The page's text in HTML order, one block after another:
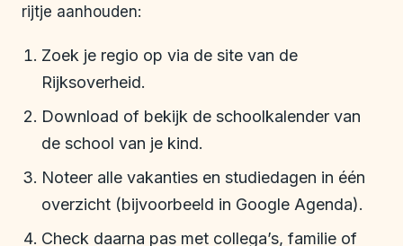
rijtje aanhouden:
Zoek je regio op via de site van de
Rijksoverheid.
Download of bekijk de schoolkalender van
de school van je kind.
Noteer alle vakanties en studiedagen in één
overzicht (bijvoorbeeld in Google Agenda).
Check daarna pas met collega’s, familie of